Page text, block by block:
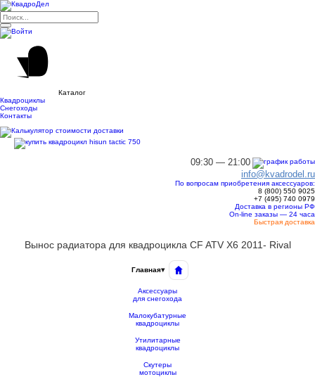
Каталог
Квадроциклы
Снегоходы
Контакты
09:30 — 21:00
info@kvadrodel.ru
По вопросам приобретения аксессуаров:
8 (800) 550 9025
+7 (495) 740 0979
Доставка в регионы РФ
On-line заказы — 24 часа
Быстрая доставка
Вынос радиатора для квадроцикла CF ATV X6 2011- Rival
Главная▾
Аксессуары
для снегохода
Малокубатурные
квадроциклы
Утилитарные
квадроциклы
Скутеры
мотоциклы